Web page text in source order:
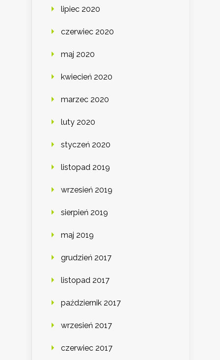
lipiec 2020
czerwiec 2020
maj 2020
kwiecień 2020
marzec 2020
luty 2020
styczeń 2020
listopad 2019
wrzesień 2019
sierpień 2019
maj 2019
grudzień 2017
listopad 2017
październik 2017
wrzesień 2017
czerwiec 2017